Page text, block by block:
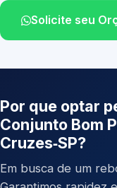
Solicite seu
Por que optar
Conjunto Bom
Cruzes‑SP?
Em busca de um